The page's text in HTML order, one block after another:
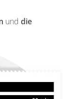
und die